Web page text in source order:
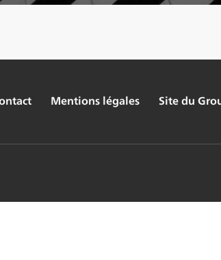
Mentions légales Site du